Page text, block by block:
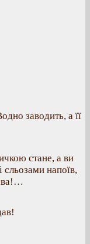
заводить, а її
стане, а ви
сльозами напоїв,